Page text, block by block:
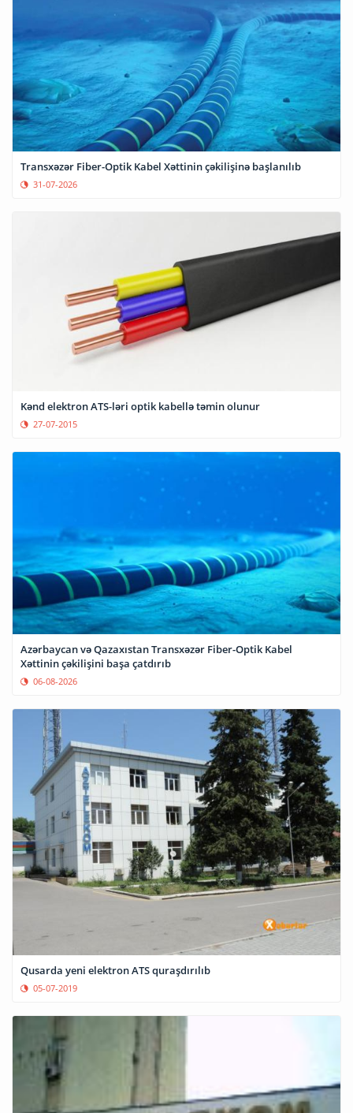
Transxəzər Fiber-Optik Kabel Xəttinin çəkilişinə başlanılıb
31-07-2026
Kənd elektron ATS-ləri optik kabellə təmin olunur
27-07-2015
Azərbaycan və Qazaxıstan Transxəzər Fiber-Optik Kabel
Xəttinin çəkilişini başa çatdırıb
06-08-2026
Qusarda yeni elektron ATS quraşdırılıb
05-07-2019